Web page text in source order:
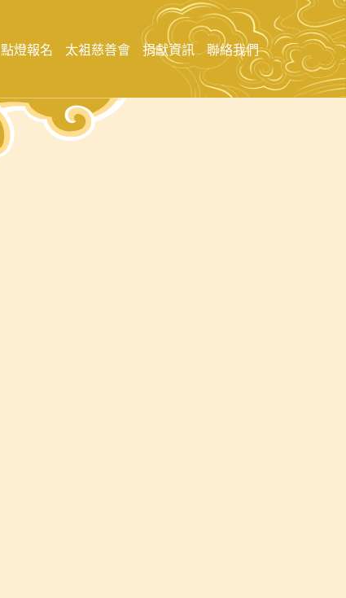
點燈報名 太袓慈善會 捐獻資訊 聯絡我們